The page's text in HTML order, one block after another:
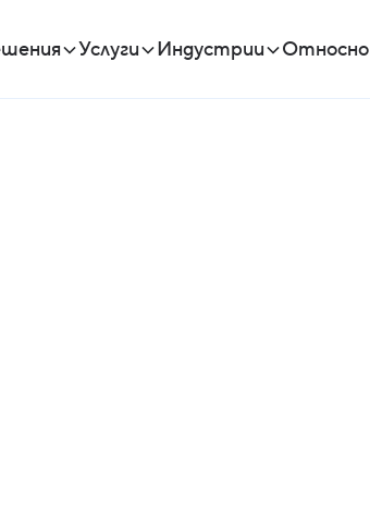
Услуги Индустрии Относно